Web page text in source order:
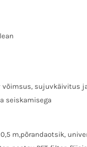
sujuvkäivitus
seiskamisega
m,põrandaotsik,